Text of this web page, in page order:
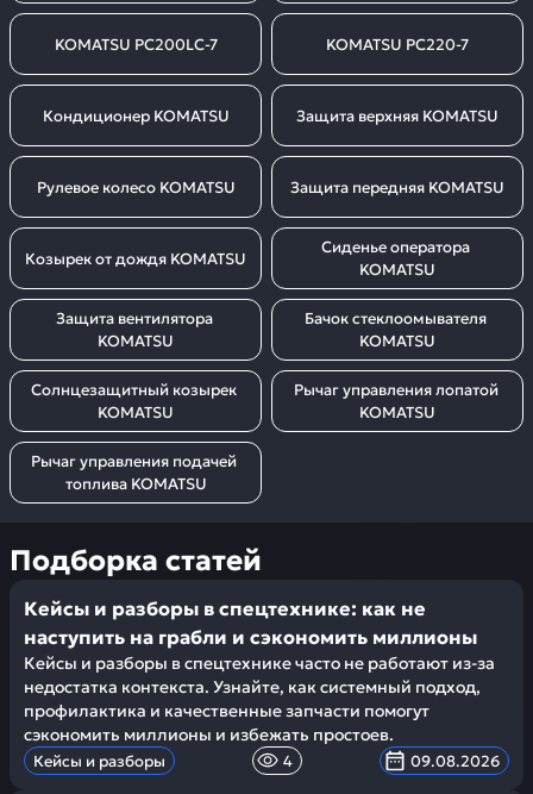
KOMATSU PC200LC-7 KOMATSU PC220-7
Кондиционер KOMATSU Защита верхняя KOMATSU
Рулевое колесо KOMATSU Защита передняя KOMATSU
Козырек от дождя KOMATSU
Сиденье оператора
KOMATSU
Защита вентилятора
KOMATSU
Бачок стеклоомывателя
KOMATSU
Солнцезащитный козырек
KOMATSU
Рычаг управления лопатой
KOMATSU
Рычаг управления подачей
топлива KOMATSU
Подборка статей
Кейсы и разборы в спецтехнике: как не
наступить на грабли и сэкономить миллионы
Кейсы и разборы в спецтехнике часто не работают из-за
недостатка контекста. Узнайте, как системный подход,
профилактика и качественные запчасти помогут
сэкономить миллионы и избежать простоев.
Кейсы и разборы 4 09.08.2026